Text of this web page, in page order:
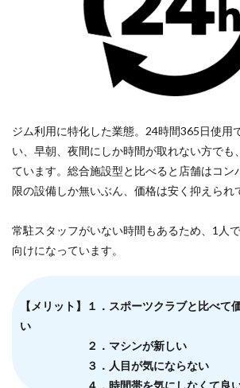
ジム利用に特化した業態。24時間365日使用
い、早朝、夜間にしか時間が取れない方でも
ています。総合施設型と比べると店舗はコン
限の設備しか無いぶん、価格は安く抑えられ
常駐スタッフがいない時間もあるため、1人
向けになっています。
【メリット】１．スポーツクラブと比べて
い
２．マシンが新しい
３．人目が気にならない